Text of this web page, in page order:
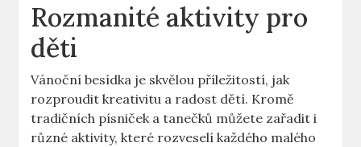
Rozmanité aktivity pro
děti
Vánoční besídka je skvělou příležitostí, jak
rozproudit kreativitu a radost dětí. Kromě
tradičních písniček a tanečků můžete zařadit i
různé aktivity, které rozveselí každého malého